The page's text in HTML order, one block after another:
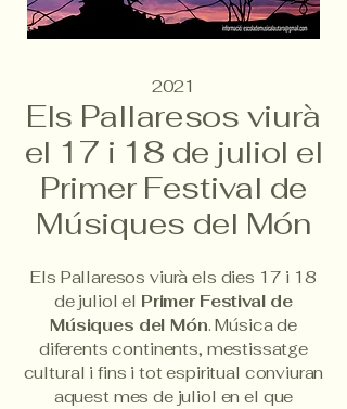
2021
Els Pallaresos viurà
el 17 i 18 de juliol el
Primer Festival de
Músiques del Món
Els Pallaresos viurà els dies 17 i 18
de juliol el Primer Festival de
Músiques del Món. Música de
diferents continents, mestissatge
cultural i fins i tot espiritual conviuran
aquest mes de juliol en el que